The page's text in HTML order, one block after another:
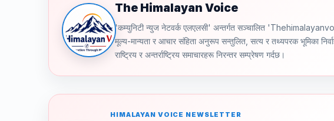
The Himalayan Voice
'कम्युनिटी न्युज नेटवर्क एलएलसी' अन्तर्गत सञ्चालित
मूल्य-मान्यता र आचार संहिता अनुरूप सन्तुलित, सत्य र तथ्यपरक भूमिका
राष्ट्रिय र अन्तर्राष्ट्रिय समाचारहरू निरन्तर सम्प्रेषण गर्दछ।
HIMALAYAN VOICE NEWSLETTER